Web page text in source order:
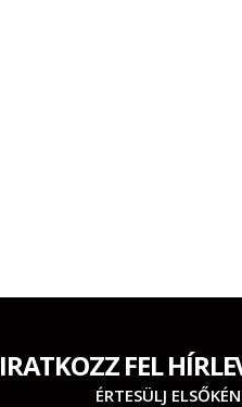
IRATKOZZ FEL
ÉRTESÜLJ